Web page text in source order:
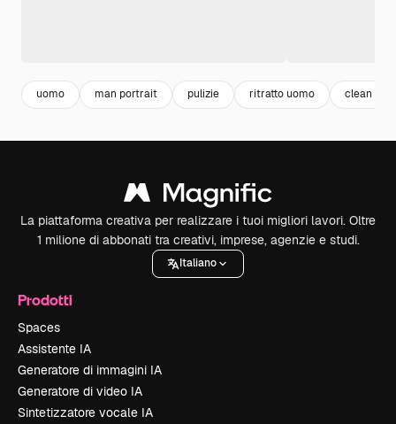
uomo man portrait pulizie ritratto uomo clean
La piattaforma creativa per realizzare i tuoi migliori lavori. Oltre
1 milione di abbonati tra creativi, imprese, agenzie e studi.
Italiano
Prodotti
Spaces
Assistente IA
Generatore di immagini IA
Generatore di video IA
Sintetizzatore vocale IA